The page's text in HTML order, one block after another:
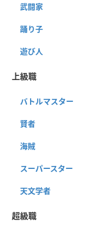
武闘家
踊り子
遊び人
上級職
バトルマスター
賢者
海賊
スーパースター
天文学者
超級職